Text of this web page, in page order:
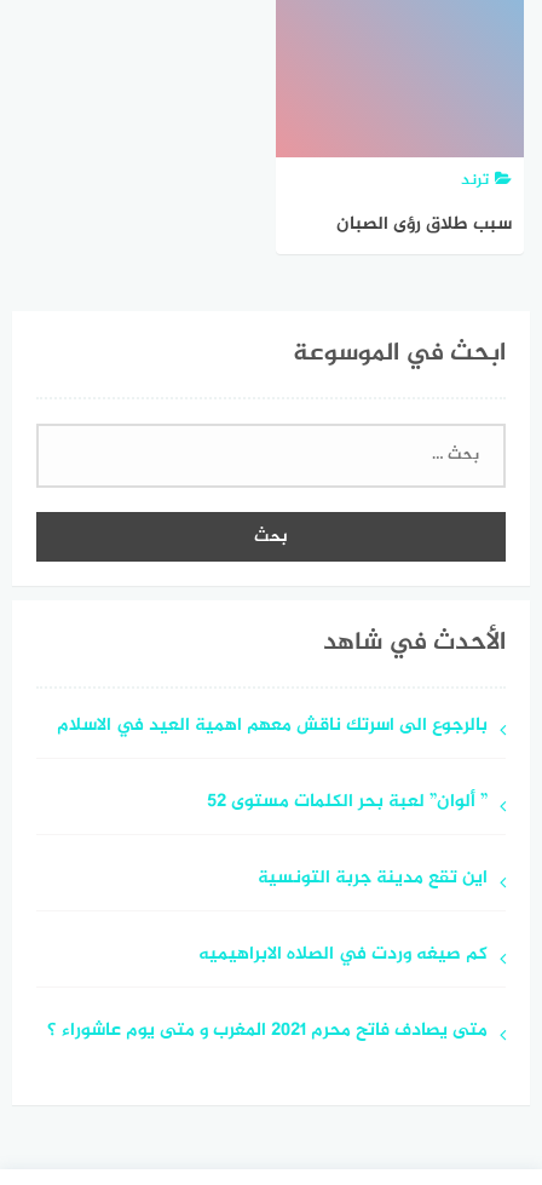
ترند
سبب طلاق رؤى الصبان
ابحث في الموسوعة
البحث
الأحدث في شاهد
بالرجوع الى اسرتك ناقش معهم اهمية العيد في الاسلام
” ألوان” لعبة بحر الكلمات مستوى 52
اين تقع مدينة جربة التونسية
كم صيغه وردت في الصلاه الابراهيميه
متى يصادف فاتح محرم 2021 المغرب و متى يوم عاشوراء ؟